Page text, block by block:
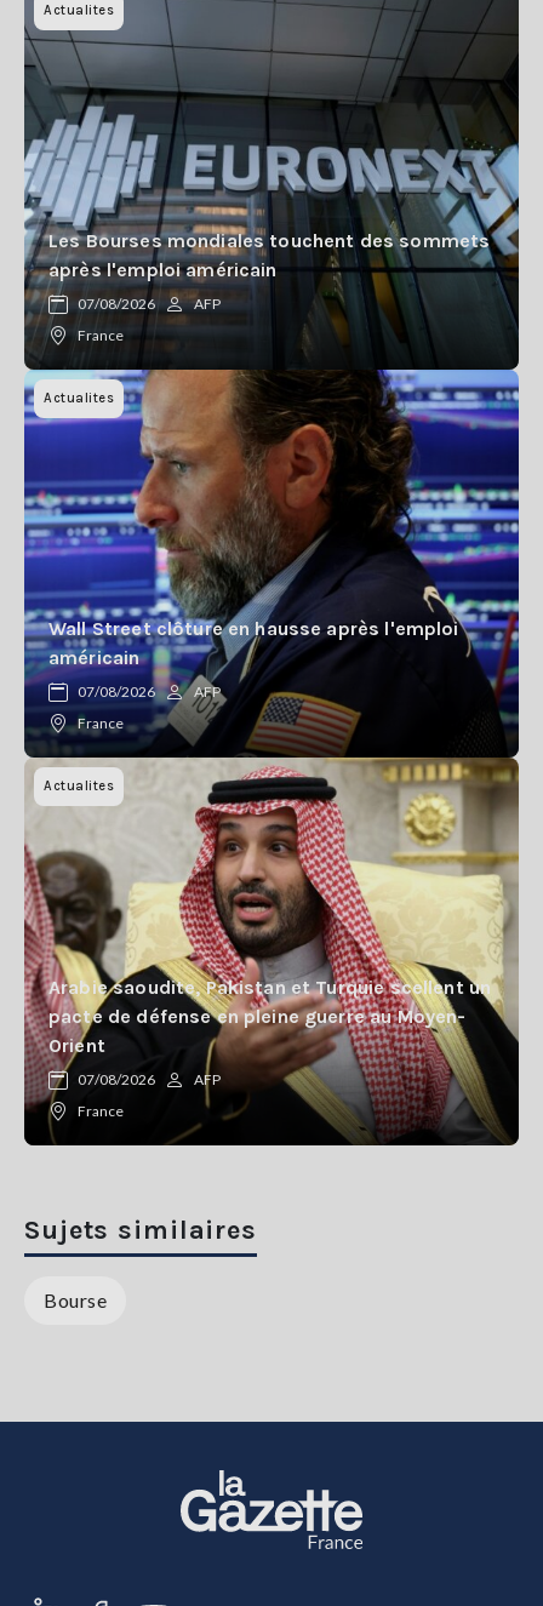
Actualites
Les Bourses mondiales touchent des sommets
après l'emploi américain
07/08/2026
AFP
France
Actualites
Wall Street clôture en hausse après l'emploi
américain
07/08/2026
AFP
France
Actualites
Arabie saoudite, Pakistan et Turquie scellent un
pacte de défense en pleine guerre au Moyen-
Orient
07/08/2026
AFP
France
Sujets similaires
Bourse